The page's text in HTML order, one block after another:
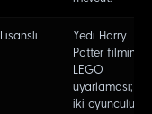
Lisanslı
Yedi Harry
Potter filminin
LEGO
uyarlaması;
iki oyunculu